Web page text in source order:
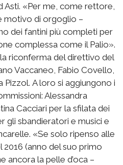
Asti. «Per me, come rettore,
motivo di orgoglio –
dei fantini più completi per
complessa come il Palio».
riconferma del direttivo del
Vaccaneo, Fabio Covello,
Pizzol. A loro si aggiungono i
Alessandra
Cacciari per la sfilata dei
gli sbandieratori e musici e
«Se solo ripenso alle
(anno del suo primo
ancora la pelle d’oca –